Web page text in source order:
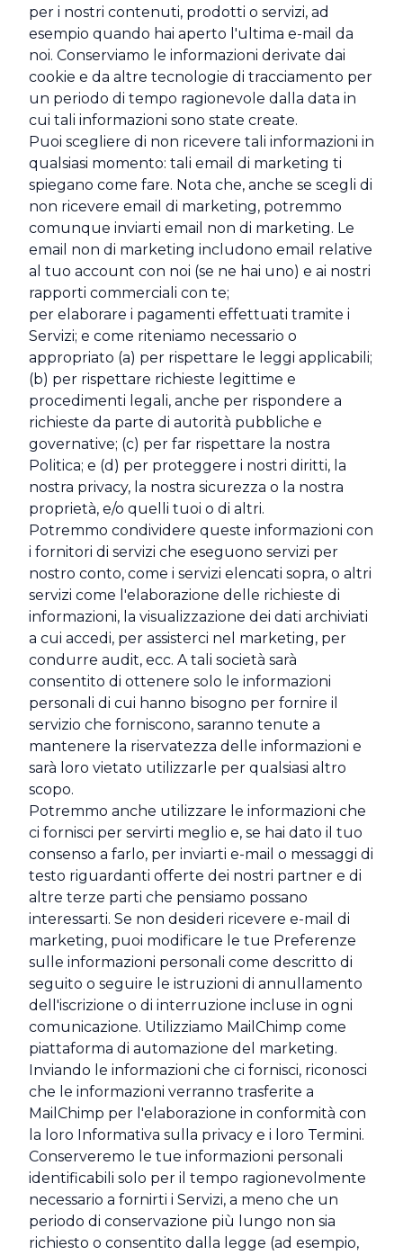
per i nostri contenuti, prodotti o servizi, ad
esempio quando hai aperto l'ultima e-mail da
noi. Conserviamo le informazioni derivate dai
cookie e da altre tecnologie di tracciamento per
un periodo di tempo ragionevole dalla data in
cui tali informazioni sono state create.
Puoi scegliere di non ricevere tali informazioni in
qualsiasi momento: tali email di marketing ti
spiegano come fare. Nota che, anche se scegli di
non ricevere email di marketing, potremmo
comunque inviarti email non di marketing. Le
email non di marketing includono email relative
al tuo account con noi (se ne hai uno) e ai nostri
rapporti commerciali con te;
per elaborare i pagamenti effettuati tramite i
Servizi; e come riteniamo necessario o
appropriato (a) per rispettare le leggi applicabili;
(b) per rispettare richieste legittime e
procedimenti legali, anche per rispondere a
richieste da parte di autorità pubbliche e
governative; (c) per far rispettare la nostra
Politica; e (d) per proteggere i nostri diritti, la
nostra privacy, la nostra sicurezza o la nostra
proprietà, e/o quelli tuoi o di altri.
Potremmo condividere queste informazioni con
i fornitori di servizi che eseguono servizi per
nostro conto, come i servizi elencati sopra, o altri
servizi come l'elaborazione delle richieste di
informazioni, la visualizzazione dei dati archiviati
a cui accedi, per assisterci nel marketing, per
condurre audit, ecc. A tali società sarà
consentito di ottenere solo le informazioni
personali di cui hanno bisogno per fornire il
servizio che forniscono, saranno tenute a
mantenere la riservatezza delle informazioni e
sarà loro vietato utilizzarle per qualsiasi altro
scopo.
Potremmo anche utilizzare le informazioni che
ci fornisci per servirti meglio e, se hai dato il tuo
consenso a farlo, per inviarti e-mail o messaggi di
testo riguardanti offerte dei nostri partner e di
altre terze parti che pensiamo possano
interessarti. Se non desideri ricevere e-mail di
marketing, puoi modificare le tue Preferenze
sulle informazioni personali come descritto di
seguito o seguire le istruzioni di annullamento
dell'iscrizione o di interruzione incluse in ogni
comunicazione. Utilizziamo MailChimp come
piattaforma di automazione del marketing.
Inviando le informazioni che ci fornisci, riconosci
che le informazioni verranno trasferite a
MailChimp per l'elaborazione in conformità con
la loro Informativa sulla privacy e i loro Termini.
Conserveremo le tue informazioni personali
identificabili solo per il tempo ragionevolmente
necessario a fornirti i Servizi, a meno che un
periodo di conservazione più lungo non sia
richiesto o consentito dalla legge (ad esempio,